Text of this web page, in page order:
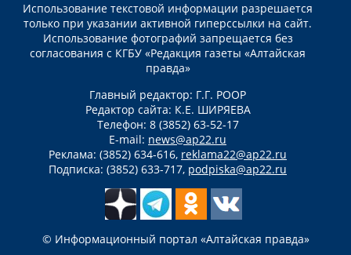
Использование текстовой информации разрешается
только при указании активной гиперссылки на сайт.
Использование фотографий запрещается без
согласования с КГБУ «Редакция газеты «Алтайская
правда»
Главный редактор: Г.Г. РООР
Редактор сайта: К.Е. ШИРЯЕВА
Телефон: 8 (3852) 63-52-17
E-mail: news@ap22.ru
Реклама: (3852) 634-616, reklama22@ap22.ru
Подписка: (3852) 633-717, podpiska@ap22.ru
© Информационный портал «Алтайская правда»